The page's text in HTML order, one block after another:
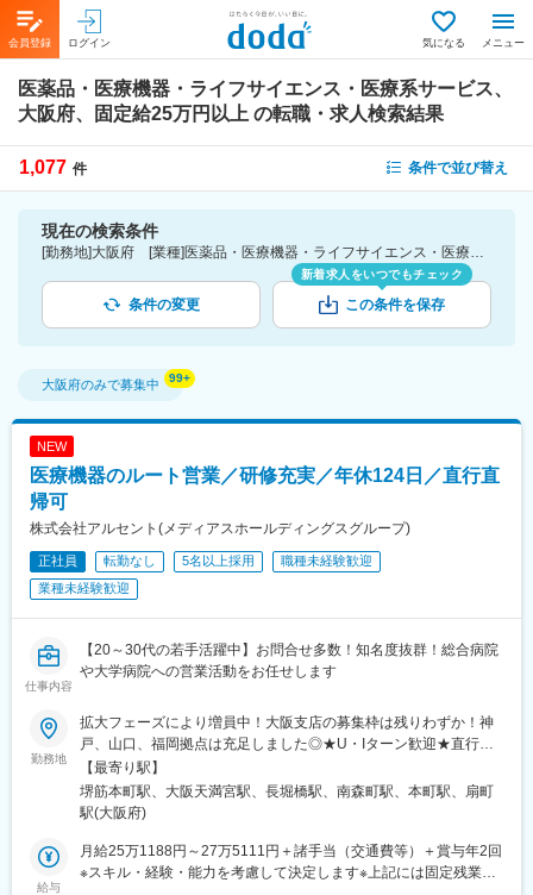
会員登録 ログイン 気になる メニュー
医薬品・医療機器・ライフサイエンス・医療系サービス、
大阪府、固定給25万円以上 の転職・求人検索結果
1,077 件 条件で並び替え
現在の検索条件
[勤務地]大阪府 [業種]医薬品・医療機器・ライフサイエンス・医療系サービス [詳細条件](待遇・福利厚生)固定給25万円以上
条件の変更
新着求人をいつでもチェック
この条件を保存
大阪府のみで募集中
NEW
医療機器のルート営業／研修充実／年休124日／直行直
帰可
株式会社アルセント(メディアスホールディングスグループ)
正社員 転勤なし 5名以上採用
職種未経験歓迎
業種未経験歓迎
仕事内容
【20～30代の若手活躍中】お問合せ多数！知名度抜群！総合病院
や大学病院への営業活動をお任せします
勤務地
拡大フェーズにより増員中！大阪支店の募集枠は残りわずか！神
戸、山口、福岡拠点は充足しました◎★U・Iターン歓迎★直行直
帰OK■大阪支店大阪府大阪市中央区久太郎町2-2-7 山口興産筋ビ
ル3階※2026年8月10日(月)より移転予定住所：大阪府大阪市北区
東天満２丁目※受動喫煙対策：屋内禁煙
【最寄り駅】
堺筋本町駅、大阪天満宮駅、長堀橋駅、南森町駅、本町駅、扇町
駅(大阪府)
給与
月給25万1188円～27万5111円＋諸手当（交通費等）＋賞与年2回
※スキル・経験・能力を考慮して決定します※上記には固定残業代